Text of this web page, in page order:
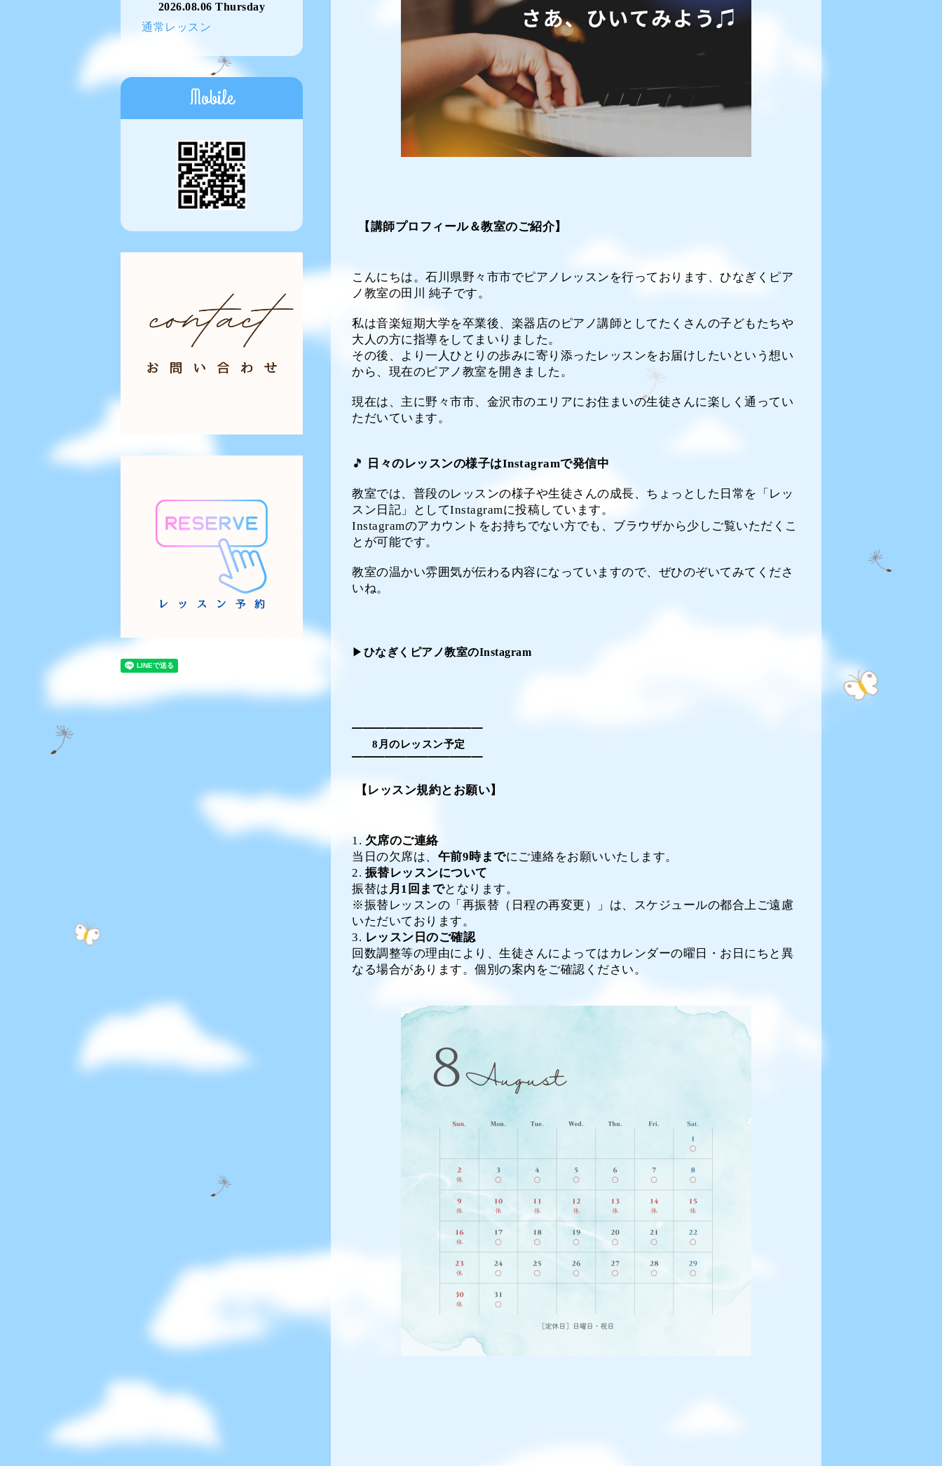
【講師プロフィール＆教室のご紹介】
こんにちは。石川県野々市市でピアノレッスンを行っております、ひなぎくピア
ノ教室の田川 純子です。
私は音楽短期大学を卒業後、楽器店のピアノ講師としてたくさんの子どもたちや
大人の方に指導をしてまいりました。
その後、より一人ひとりの歩みに寄り添ったレッスンをお届けしたいという想い
から、現在のピアノ教室を開きました。
現在は、主に野々市市、金沢市のエリアにお住まいの生徒さんに楽しく通ってい
ただいています。
🎵 日々のレッスンの様子はInstagramで発信中
教室では、普段のレッスンの様子や生徒さんの成長、ちょっとした日常を「レッ
スン日記」としてInstagramに投稿しています。
Instagramのアカウントをお持ちでない方でも、ブラウザから少しご覧いただくこ
とが可能です。
教室の温かい雰囲気が伝わる内容になっていますので、ぜひのぞいてみてくださ
いね。
▶︎ ひなぎくピアノ教室のInstagram
━━━━━━━━━━━━
8 月のレッスン予定
━━━━━━━━━━━━
【レッスン規約とお願い】
欠席のご連絡
当日の欠席は、 午前9時までにご連絡をお願いいたします。
振替レッスンについて
振替は 月1回までとなります。
※振替レッスンの「再振替（日程の再変更）」は、スケジュールの都合上ご遠慮
いただいております。
レッスン日のご確認
回数調整等の理由により、生徒さんによってはカレンダーの曜日・お日にちと異
なる場合があります。個別の案内をご確認ください。
2026.08.06 Thursday
通常レッスン
Mobile